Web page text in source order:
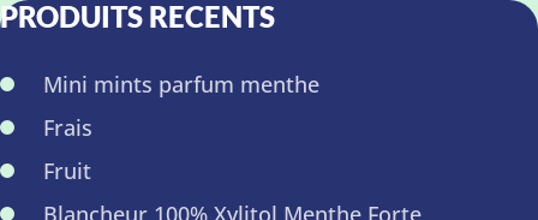
PRODUITS RECENTS
Mini mints parfum menthe
Frais
Fruit
Blancheur 100% Xylitol Menthe Forte